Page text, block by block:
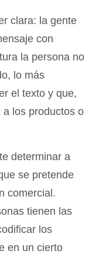
clara: la gente
con
la persona no
lo más
el texto y que,
los productos o
determinar a
se pretende
comercial.
tienen las
los
en un cierto